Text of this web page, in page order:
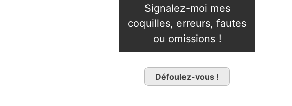
Signalez-moi mes
coquilles, erreurs, fautes
ou omissions !
Défoulez-vous !